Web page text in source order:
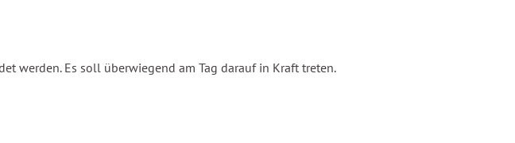
werden. Es soll überwiegend am Tag darauf in Kraft treten.